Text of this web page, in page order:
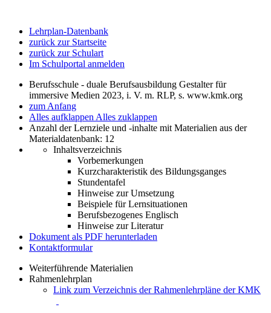
Lehrplan-Datenbank
zurück zur Startseite
zurück zur Schulart
Im Schulportal anmelden
Berufsschule - duale Berufsausbildung Gestalter für
immersive Medien 2023, i. V. m. RLP, s. www.kmk.org
zum Anfang
Alles aufklappen Alles zuklappen
Anzahl der Lernziele und -inhalte mit Materialien aus der
Materialdatenbank: 12
Inhaltsverzeichnis
Vorbemerkungen
Kurzcharakteristik des Bildungsganges
Stundentafel
Hinweise zur Umsetzung
Beispiele für Lernsituationen
Berufsbezogenes Englisch
Hinweise zur Literatur
Dokument als PDF herunterladen
Kontaktformular
Weiterführende Materialien
Rahmenlehrplan
Link zum Verzeichnis der Rahmenlehrpläne der KMK